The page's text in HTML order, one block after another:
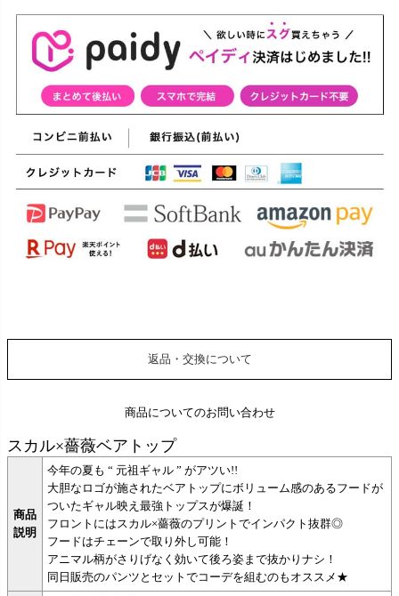
返品・交換について
商品についてのお問い合わせ
スカル×薔薇ベアトップ
商品
説明
今年の夏も “ 元祖ギャル ” がアツい!!
大胆なロゴが施されたベアトップにボリューム感のあるフードが
ついたギャル映え最強トップスが爆誕！
フロントにはスカル×薔薇のプリントでインパクト抜群◎
フードはチェーンで取り外し可能！
アニマル柄がさりげなく効いて後ろ姿まで抜かりナシ！
同日販売のパンツとセットでコーデを組むのもオススメ★